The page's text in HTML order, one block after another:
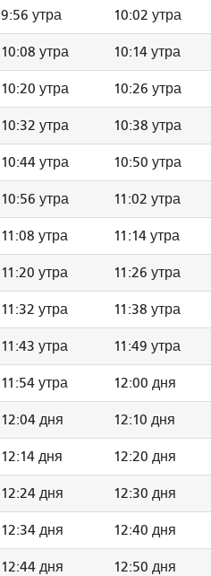
9:56 утра 10:02 утра
10:08 утра 10:14 утра
10:20 утра 10:26 утра
10:32 утра 10:38 утра
10:44 утра 10:50 утра
10:56 утра 11:02 утра
11:08 утра 11:14 утра
11:20 утра 11:26 утра
11:32 утра 11:38 утра
11:43 утра 11:49 утра
11:54 утра 12:00 дня
12:04 дня 12:10 дня
12:14 дня 12:20 дня
12:24 дня 12:30 дня
12:34 дня 12:40 дня
12:44 дня 12:50 дня